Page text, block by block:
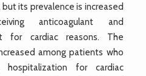
but its prevalence is increased
anticoagulant and
for cardiac reasons. The
among patients who
hospitalization for cardiac